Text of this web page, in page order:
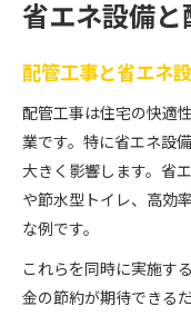
省エネ設備
配管工事と省エネ
配管工事は住宅の快適
業です。特に省エネ設
大きく影響します。省
や節水型トイレ、高効
な例です。
これらを同時に実施す
金の節約が期待できる